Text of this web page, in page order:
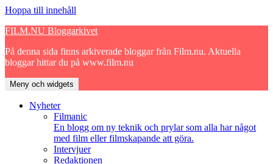
Hoppa till innehåll
FILM.NU Bloggarkivet
På denna sida finns arkiverade bloggar från Film.nu. Aktuella
bloggar hittar du på www.film.nu
Meny och widgets
Nyheter
Filmanic
En blogg om ny teknik och prylar som alla har något
med film eller filmskapande att göra.
Intervjuer
Redaktionen